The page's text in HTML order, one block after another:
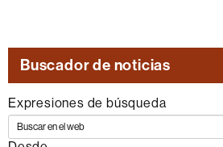
Buscador de noticias
Expresiones de búsqueda